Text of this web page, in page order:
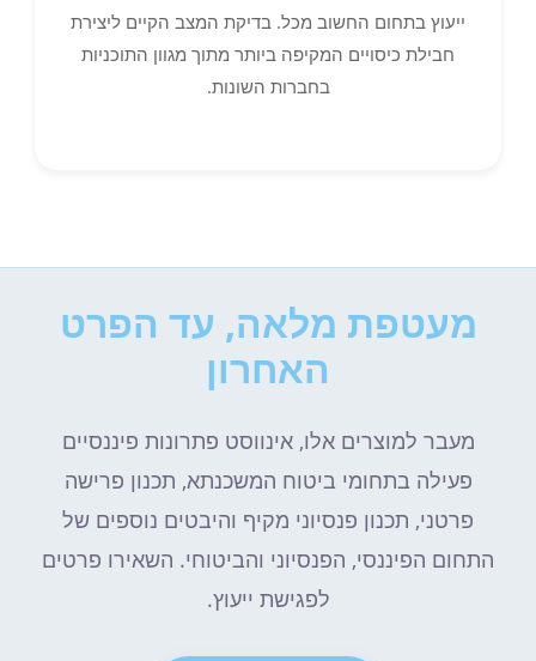
ייעוץ בתחום החשוב מכל. בדיקת המצב הקיים ליצירת
חבילת כיסויים המקיפה ביותר מתוך מגוון התוכניות
בחברות השונות.
מעטפת מלאה, עד הפרט
האחרון
מעבר למוצרים אלו, אינווסט פתרונות פיננסיים
פעילה בתחומי ביטוח המשכנתא, תכנון פרישה
פרטני, תכנון פנסיוני מקיף והיבטים נוספים של
התחום הפיננסי, הפנסיוני והביטוחי. השאירו פרטים
לפגישת ייעוץ.